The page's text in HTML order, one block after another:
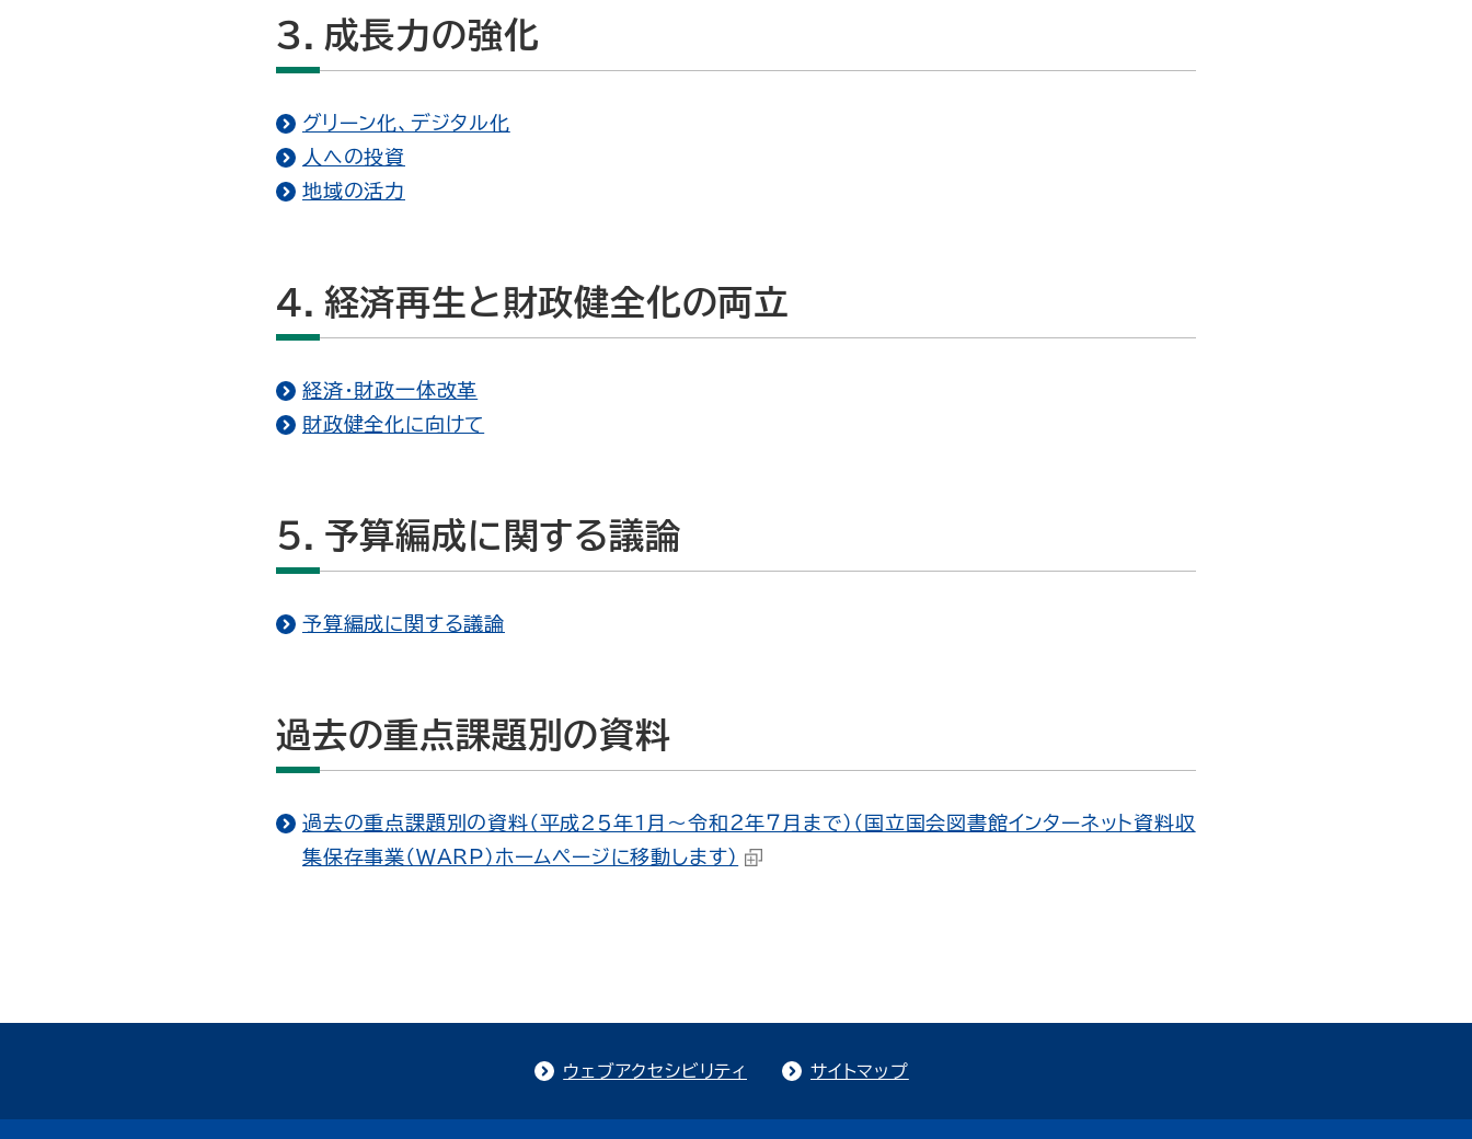
３．成長力の強化
グリーン化、デジタル化
人への投資
地域の活力
４．経済再生と財政健全化の両立
経済・財政一体改革
財政健全化に向けて
５．予算編成に関する議論
予算編成に関する議論
過去の重点課題別の資料
過去の重点課題別の資料（平成25年１月～令和２年７月まで）（国立国会図書館インターネット資料収
集保存事業（WARP）ホームページに移動します）
ウェブアクセシビリティ サイトマップ